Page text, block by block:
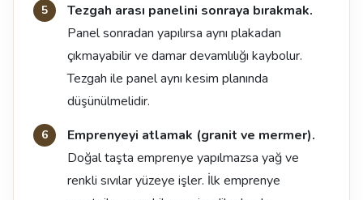
Tezgah arası panelini sonraya bırakmak.
Panel sonradan yapılırsa aynı plakadan
çıkmayabilir ve damar devamlılığı kaybolur.
Tezgah ile panel aynı kesim planında
düşünülmelidir.
Emprenyeyi atlamak (granit ve mermer).
Doğal taşta emprenye yapılmazsa yağ ve
renkli sıvılar yüzeye işler. İlk emprenye